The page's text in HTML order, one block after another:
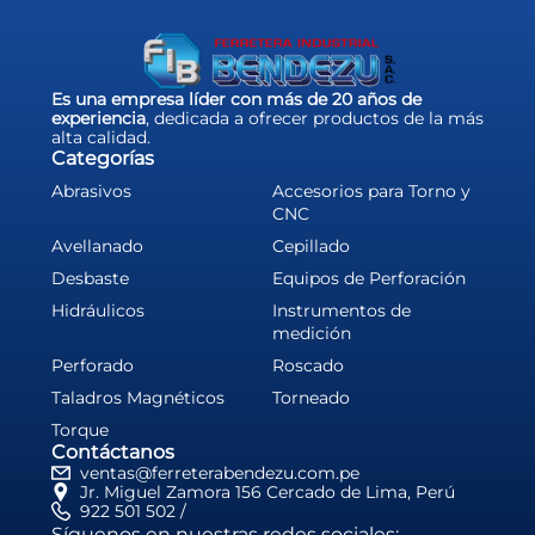
Es una empresa líder con más de 20 años de
experiencia, dedicada a ofrecer productos de la más
alta calidad.
Categorías
Abrasivos
Accesorios para Torno y
CNC
Avellanado
Cepillado
Desbaste
Equipos de Perforación
Hidráulicos
Instrumentos de
medición
Perforado
Roscado
Taladros Magnéticos
Torneado
Torque
Contáctanos
ventas@ferreterabendezu.com.pe
922 501 502 /
Jr. Miguel Zamora 156 Cercado de Lima, Perú